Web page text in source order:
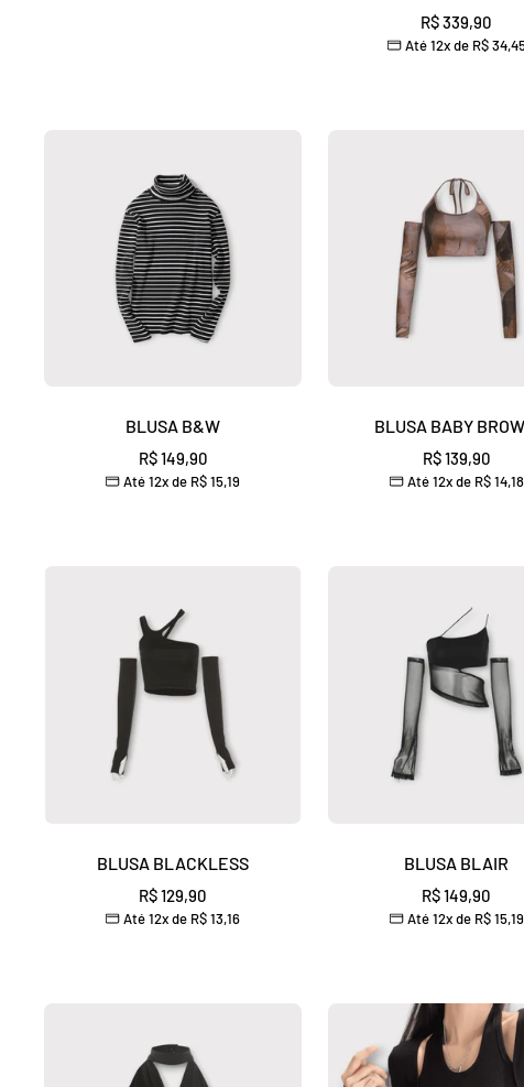
Preço
promocional
R$ 339,90
Até 12x de R$
BLUSA B&W
Preço
promocional
R$ 149,90
Até 12x de R$ 15,19
BLUSA BABY
Preço
promocional
R$ 139,90
Até 12x de R$ 14,18
BLUSA BLACKLESS
Preço
promocional
R$ 129,90
Até 12x de R$ 13,16
BLUSA BLAIR
Preço
promocional
R$ 149,90
Até 12x de R$ 15,19